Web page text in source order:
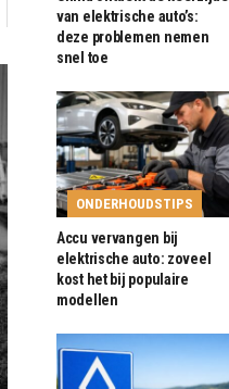
van elektrische auto’s:
deze problemen nemen
snel toe
ONDERHOUDSTIPS
Accu vervangen bij
elektrische auto: zoveel
kost het bij populaire
modellen